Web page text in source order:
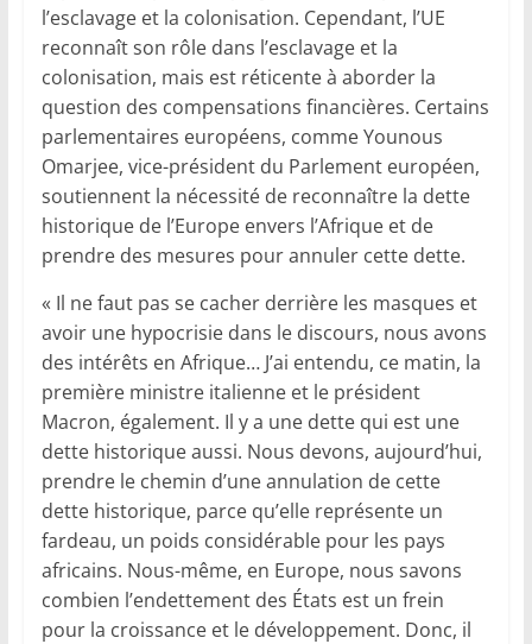
l’esclavage et la colonisation. Cependant, l’UE
reconnaît son rôle dans l’esclavage et la
colonisation, mais est réticente à aborder la
question des compensations financières. Certains
parlementaires européens, comme Younous
Omarjee, vice-président du Parlement européen,
soutiennent la nécessité de reconnaître la dette
historique de l’Europe envers l’Afrique et de
prendre des mesures pour annuler cette dette.
« Il ne faut pas se cacher derrière les masques et
avoir une hypocrisie dans le discours, nous avons
des intérêts en Afrique… J’ai entendu, ce matin, la
première ministre italienne et le président
Macron, également. Il y a une dette qui est une
dette historique aussi. Nous devons, aujourd’hui,
prendre le chemin d’une annulation de cette
dette historique, parce qu’elle représente un
fardeau, un poids considérable pour les pays
africains. Nous-même, en Europe, nous savons
combien l’endettement des États est un frein
pour la croissance et le développement. Donc, il